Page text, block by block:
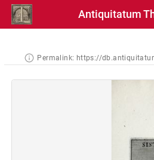
Antiquitatum
Permalink: https://